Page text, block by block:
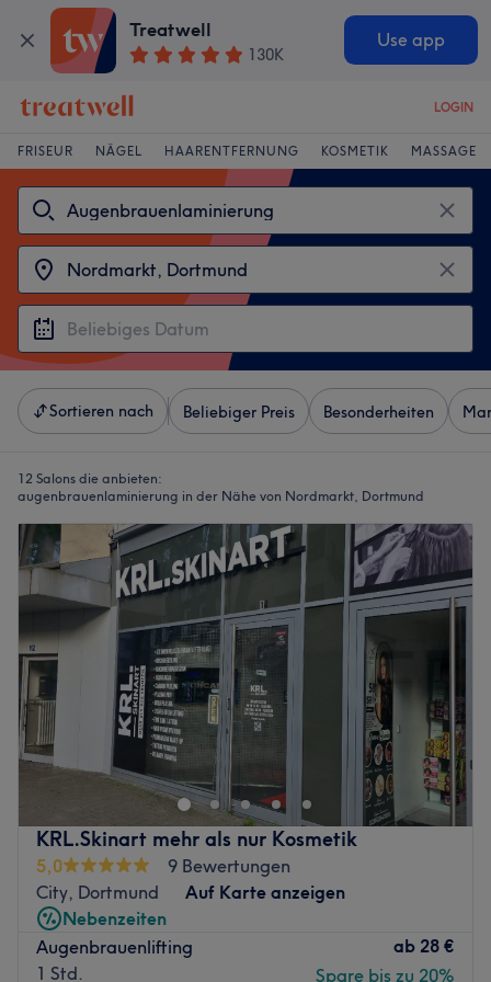
Treatwell
130K
Use app
LOGIN
FRISEUR NÄGEL HAARENTFERNUNG KOSMETIK MASSAGE
Sortieren nach Beliebiger Preis Besonderheiten
12 Salons die anbieten:
augenbrauenlaminierung in der Nähe von Nordmarkt, Dortmund
KRL.Skinart mehr als nur Kosmetik
5,0
9 Bewertungen
City, Dortmund
Auf Karte anzeigen
Nebenzeiten
Augenbrauenlifting
1 Std.
ab 28 €
Spare bis zu 20%